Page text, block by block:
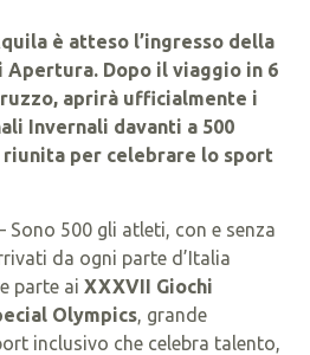
è atteso l’ingresso della
Apertura. Dopo il viaggio in 6
aprirà ufficialmente i
Invernali davanti a 500
per celebrare lo sport
Sono 500 gli atleti, con e senza
da ogni parte d’Italia
parte ai XXXVII Giochi
Olympics, grande
inclusivo che celebra talento,